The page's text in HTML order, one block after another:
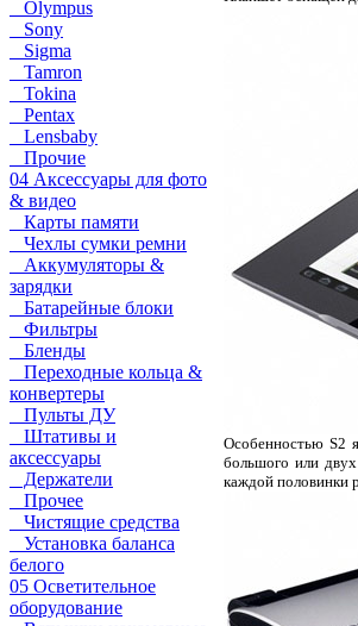
Olympus
Sony
Sigma
Tamron
Tokina
Pentax
Lensbaby
Прочие
04 Аксессуары для фото
& видео
Карты памяти
Чехлы сумки ремни
Аккумуляторы &
зарядки
Батарейные блоки
Фильтры
Бленды
Переходные кольца &
конвертеры
Пульты ДУ
Штативы и
аксессуары
Держатели
Прочее
Чистящие средства
Установка баланса
белого
05 Осветительное
оборудование
Особенностью S2
большого или
каждой половинки